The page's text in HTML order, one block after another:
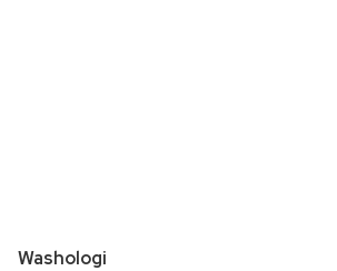
Washologi